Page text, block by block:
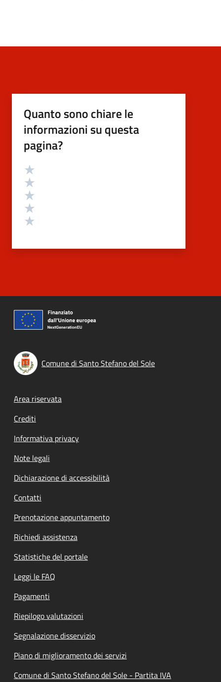
Quanto sono chiare le
informazioni su questa
pagina?
Valutazione
Comune di Santo Stefano del Sole
Footer menu
Area riservata
Crediti
Informativa privacy
Note legali
Dichiarazione di accessibilità
Contatti
Prenotazione appuntamento
Richiedi assistenza
Statistiche del portale
Leggi le FAQ
Pagamenti
Riepilogo valutazioni
Segnalazione disservizio
Piano di miglioramento dei servizi
Comune di Santo Stefano del Sole - Partita IVA